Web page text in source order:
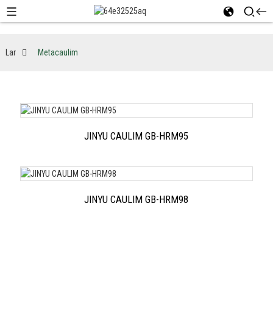
Lar Metacaulim
JINYU CAULIM GB-HRM95
JINYU CAULIM GB-HRM98